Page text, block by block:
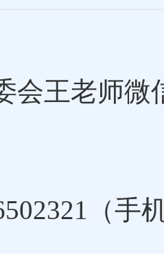
会王老师微
（手